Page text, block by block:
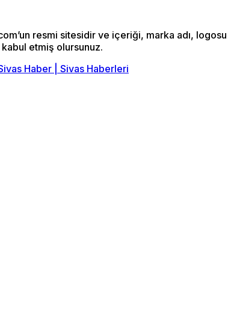
resmi sitesidir ve içeriği, marka adı,
etmiş olursunuz.